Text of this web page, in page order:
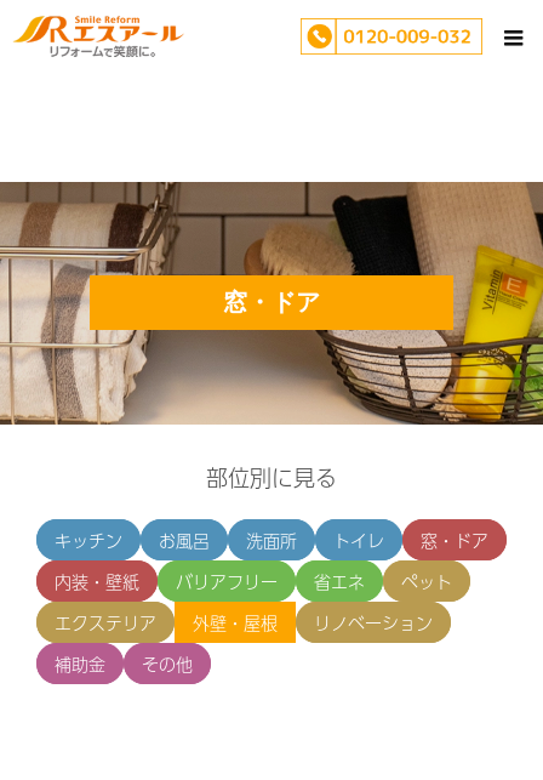
窓・ドア
部位別に見る
キッチン お風呂 洗面所 トイレ
窓・ドア
内装・壁紙
バリアフリー 省エネ
ペット
エクステリア
外壁・屋根
リノベーション
補助金
その他